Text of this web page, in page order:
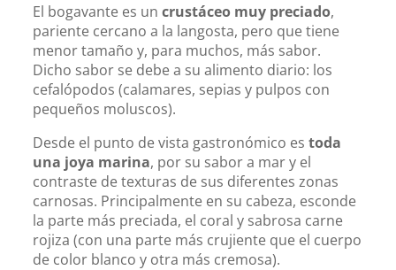
El bogavante es uncrustáceo muy preciado,
pariente cercano a la langosta, pero que tiene
menor tamaño y, para muchos, más sabor.
Dicho sabor se debe a su alimento diario: los
cefalópodos (calamares, sepias y pulpos con
pequeños moluscos).
Desde el punto de vista gastronómico estoda
una joya marina, por su sabor a mar y el
contraste de texturas de sus diferentes zonas
carnosas. Principalmente en su cabeza, esconde
la parte más preciada, el coral y sabrosa carne
rojiza (con una parte más crujiente que el cuerpo
de color blanco y otra más cremosa).